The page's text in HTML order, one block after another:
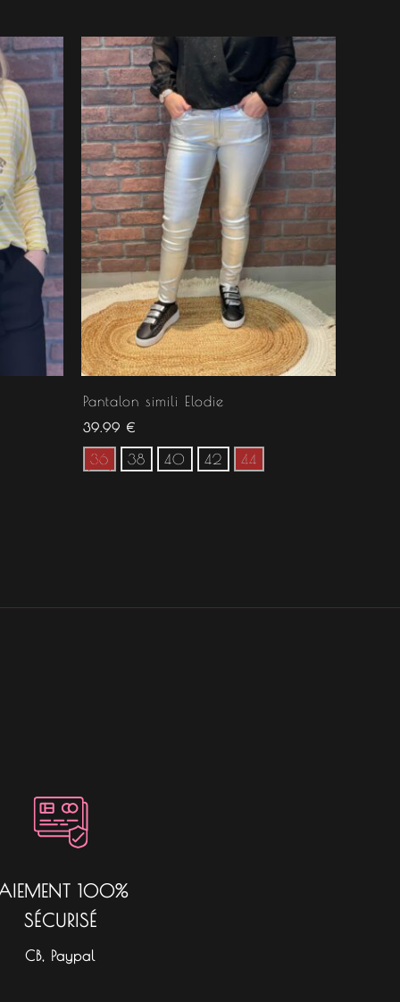
Pantalon simili Elodie
39.99 €
36 38 40 42 44
100%
SÉCURISÉ
CB, Paypal